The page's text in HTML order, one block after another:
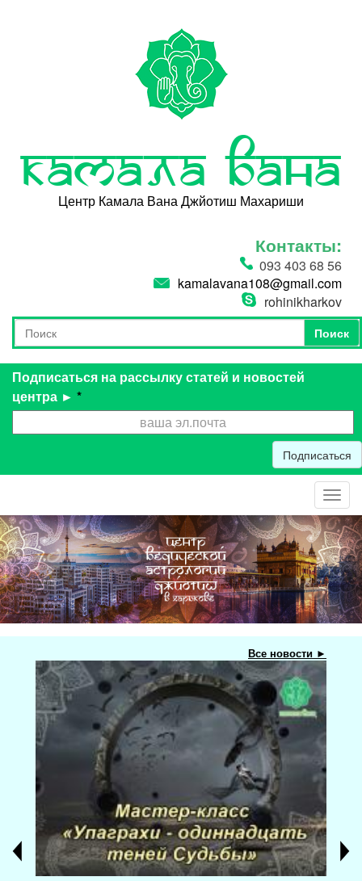
Камала Вана
Центр Камала Вана Джйотиш Махариши
Контакты:
093 403 68 56
kamalavana108@gmail.com
rohinikharkov
Форма поиска
Поиск
Поиск
Подписаться на рассылку статей и новостей
центра ► *
Подписаться
Все новости ►